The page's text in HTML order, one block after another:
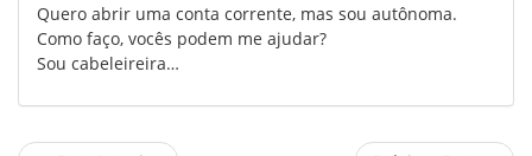
Quero abrir uma conta corrente, mas sou autônoma.
Como faço, vocês podem me ajudar?
Sou cabeleireira…